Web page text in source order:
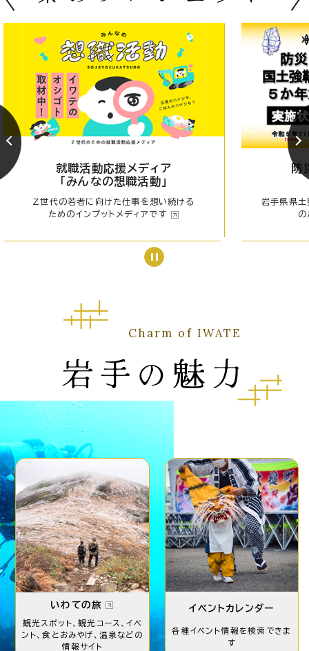
就職活動応援メディア
「みんなの想職活動」
Z世代の若者に向けた仕事を想い続ける
ためのインプットメディアです
防
岩手県県土
の
Charm of IWATE
岩手の魅力
いわての旅
観光スポット、観光コース、イベ
ント、食とおみやげ、 温泉などの
情報サイト
イベントカレンダー
各種イベント情報を検索できま
す